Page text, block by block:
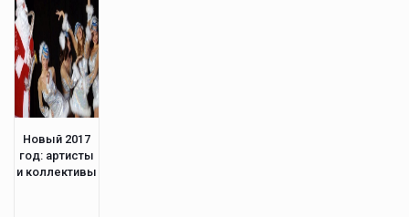
Новый 2017
год: артисты
и коллективы